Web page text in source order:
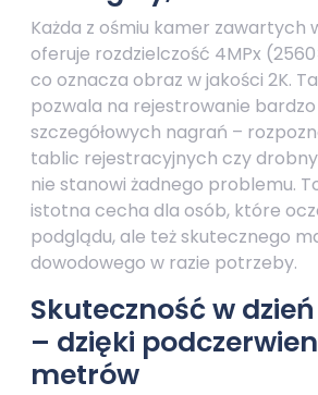
Każda z ośmiu kamer zawartych
oferuje rozdzielczość 4MPx
co oznacza obraz w jakości 2K.
pozwala na rejestrowanie
szczegółowych nagrań –
tablic rejestracyjnych czy
nie stanowi żadnego problemu.
istotna cecha dla osób, które
podglądu, ale też skutecznego
dowodowego w razie potrzeby.
Skuteczność w
– dzięki
metrów